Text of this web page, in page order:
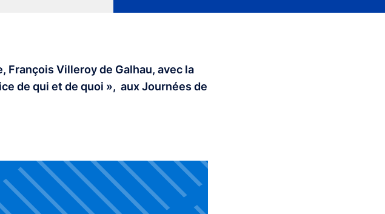
François Villeroy de Galhau, avec la
de qui et de quoi », aux Journées de